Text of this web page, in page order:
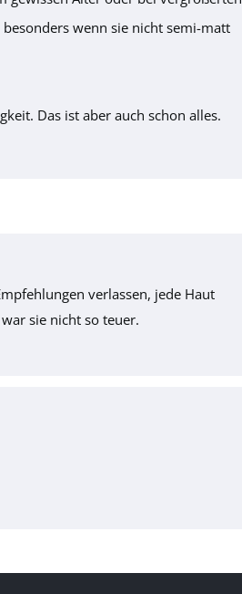
wenn sie nicht semi-matt
Das ist aber auch schon alles.
verlassen, jede Haut
sie nicht so teuer.